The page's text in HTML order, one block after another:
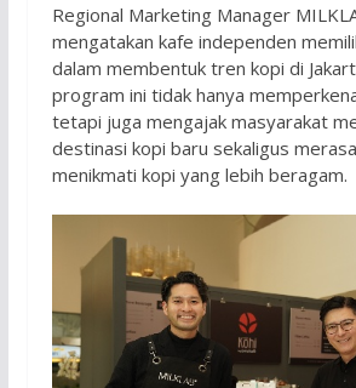
Regional Marketing Manager
mengatakan kafe independen
dalam membentuk tren kopi di
program ini tidak hanya
tetapi juga mengajak masyarakat
destinasi kopi baru sekaligus
menikmati kopi yang lebih beragam.